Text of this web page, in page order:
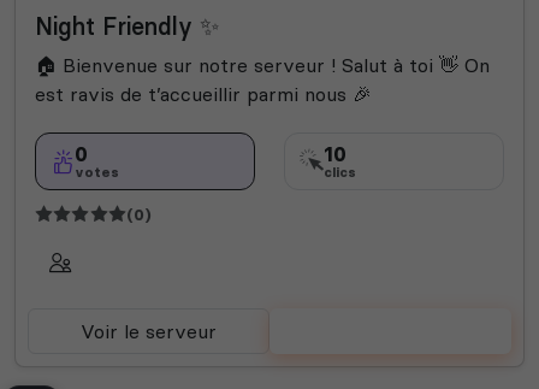
Rocket League
Roleplay
Films
Helldivers 2
Bot Musique
Among Us
Call of Duty
Farming Simulator
Night Friendly ✨
🏠 Bienvenue sur notre serveur ! Salut à toi 👋 On
est ravis de t’accueillir parmi nous 🎉
0
votes
10
clics
(0)
Voir le serveur